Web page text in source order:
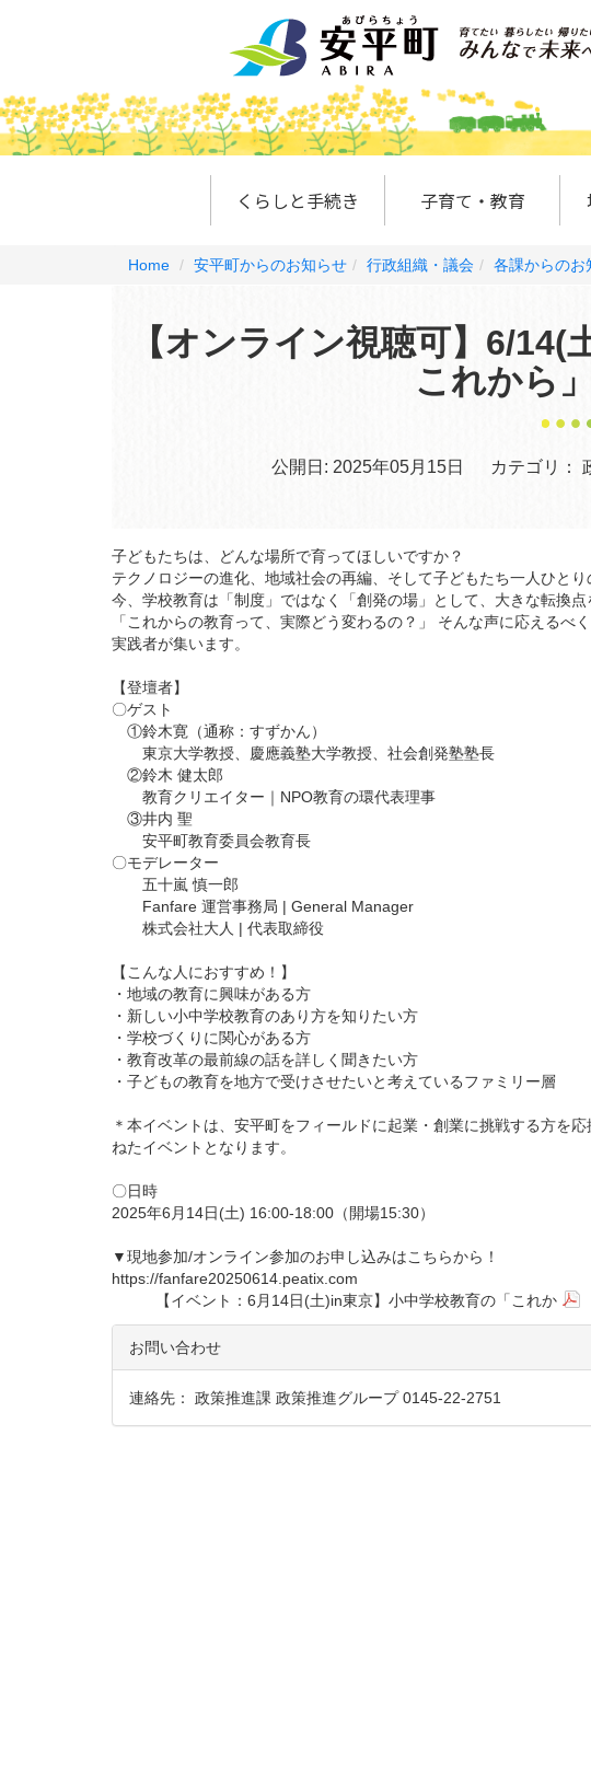
くらしと手続き 子育て・教育
Home 安平町からのお知らせ 行政組織・議会 各課からのお
【オンライン視聴可】6/
これから
公開日: 2025年05月15日 カテゴリ：
子どもたちは、どんな場所で育ってほしいですか？
テクノロジーの進化、地域社会の再編、そして子どもたち一人ひとり
今、学校教育は「制度」ではなく「創発の場」として、大きな転換点
「これからの教育って、実際どう変わるの？」 そんな声に応えるべ
実践者が集います。
【登壇者】
〇ゲスト
①鈴木寛（通称：すずかん）
東京大学教授、慶應義塾大学教授、社会創発塾塾長
②鈴木 健太郎
教育クリエイター｜NPO教育の環代表理事
③井内 聖
安平町教育委員会教育長
〇モデレーター
五十嵐 慎一郎
Fanfare 運営事務局 | General Manager
株式会社大人 | 代表取締役
【こんな人におすすめ！】
・地域の教育に興味がある方
・新しい小中学校教育のあり方を知りたい方
・学校づくりに関心がある方
・教育改革の最前線の話を詳しく聞きたい方
・子どもの教育を地方で受けさせたいと考えているファミリー層
＊本イベントは、安平町をフィールドに起業・創業に挑戦する方を
ねたイベントとなります。
〇日時
2025年6月14日(土) 16:00-18:00（開場15:30）
▼現地参加/オンライン参加のお申し込みはこちらから！
https://fanfare20250614.peatix.com
【イベント：6月14日(土)in東京】小中学校教育の「これか
お問い合わせ
連絡先： 政策推進課 政策推進グループ 0145-22-2751